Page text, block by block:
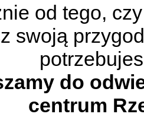
od tego,
swoją
do
centrum